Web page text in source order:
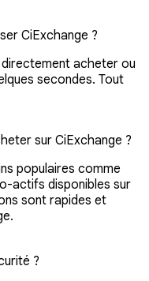
CiExchange ?
acheter ou
secondes. Tout
sur CiExchange ?
populaires comme
actifs disponibles sur
sont rapides et
?